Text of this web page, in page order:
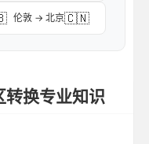
伦敦 → 北京🇨🇳
转换专业知识